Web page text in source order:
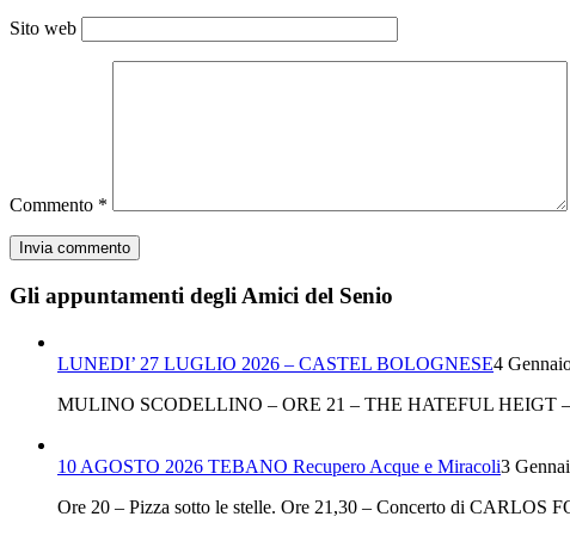
Sito web
Commento *
Gli appuntamenti degli Amici del Senio
LUNEDI’ 27 LUGLIO 2026 – CASTEL BOLOGNESE4
MULINO SCODELLINO – ORE 21 – THE HATEFUL HEIGT
10 AGOSTO 2026 TEBANO Recupero Acque e Miracoli3
Ore 20 – Pizza sotto le stelle. Ore 21,30 – Concerto di